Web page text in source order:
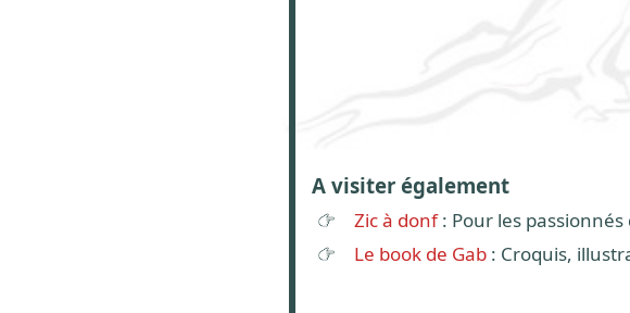
A visiter également
Zic à donf: Pour les passionnés
Le book de Gab : Croquis,